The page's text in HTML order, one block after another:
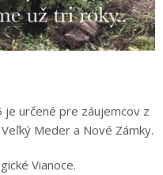
je určené pre záujemcov z
Meder a Nové Zámky.
Vianoce.